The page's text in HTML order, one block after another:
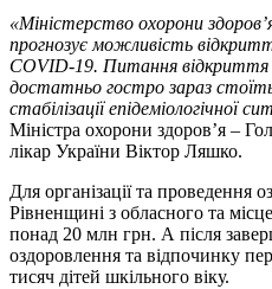
«Міністерство охорони
прогнозує можливість
COVID-19. Питання відкриття
достатньо гостро зараз
стабілізації епідеміологічної
Міністра охорони здоров’я –
лікар України Віктор Ляшко.
Для організації та проведення
Рівненщині з обласного та
понад 20 млн грн. А після
оздоровлення та відпочинку
тисяч дітей шкільного віку.